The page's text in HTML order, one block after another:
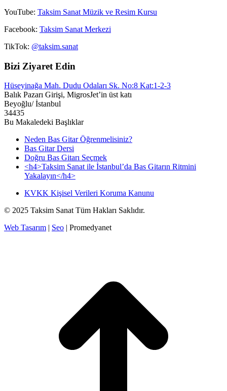
YouTube: Taksim Sanat Müzik ve Resim Kursu
Facebook: Taksim Sanat Merkezi
TikTok: @taksim.sanat
Bizi Ziyaret Edin
Hüseyinağa Mah. Dudu Odaları Sk. No:8 Kat:1-2-3
Balık Pazarı Girişi, MigrosJet’in üst katı
Beyoğlu/ İstanbul
34435
Bu Makaledeki Başlıklar
Neden Bas Gitar Öğrenmelisiniz?
Bas Gitar Dersi
Doğru Bas Gitarı Seçmek
<h4>Taksim Sanat ile İstanbul’da Bas Gitarın Ritmini
Yakalayın</h4>
KVKK Kişisel Verileri Koruma Kanunu
© 2025 Taksim Sanat Tüm Hakları Saklıdır.
Web Tasarım | Seo | Promedyanet